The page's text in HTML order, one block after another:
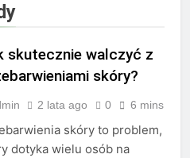
skutecznie walczyć z
skóry?
2 lata ago 0 6 mins
skóry to problem,
dotyka wielu osób na